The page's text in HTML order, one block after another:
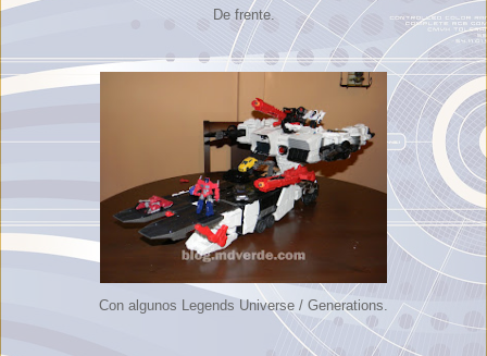
De frente.
Con algunos Legends Universe / Generations.